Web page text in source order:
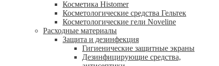
Косметика Histomer
Косметологические средства Гельтек
Косметологические гели Noveline
Расходные материалы
Защита и дезинфекция
Гигиенические защитные экраны
Дезинфицирующие средства,